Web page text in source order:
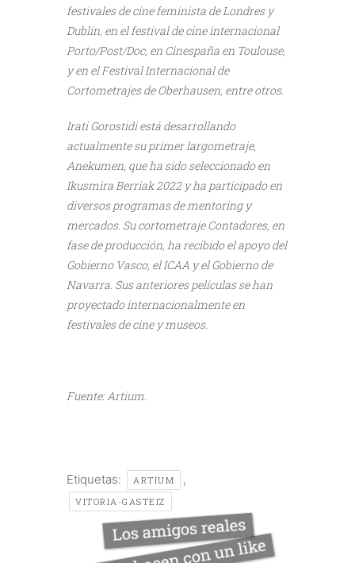
festivales de cine feminista de Londres y
Dublin, en el festival de cine internacional
Porto/Post/Doc, en Cinespaña en Toulouse,
y en el Festival Internacional de
Cortometrajes de Oberhausen, entre otros.
Irati Gorostidi está desarrollando
actualmente su primer largometraje,
Anekumen, que ha sido seleccionado en
Ikusmira Berriak 2022 y ha participado en
diversos programas de mentoring y
mercados. Su cortometraje Contadores, en
fase de producción, ha recibido el apoyo del
Gobierno Vasco, el ICAA y el Gobierno de
Navarra. Sus anteriores películas se han
proyectado internacionalmente en
festivales de cine y museos.
Fuente: Artium.
Etiquetas: ARTIUM ,
VITORIA-GASTEIZ